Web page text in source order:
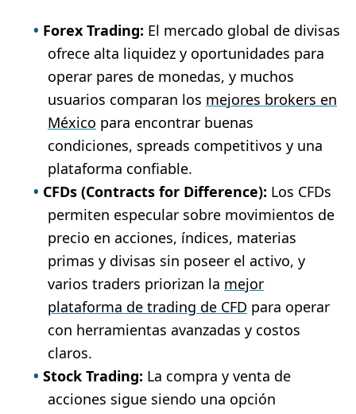
Forex Trading: El mercado global de divisas
ofrece alta liquidez y oportunidades para
operar pares de monedas, y muchos
usuarios comparan los mejores brokers en
México para encontrar buenas
condiciones, spreads competitivos y una
plataforma confiable.
CFDs (Contracts for Difference): Los CFDs
permiten especular sobre movimientos de
precio en acciones, índices, materias
primas y divisas sin poseer el activo, y
varios traders priorizan la mejor
plataforma de trading de CFD para operar
con herramientas avanzadas y costos
claros.
Stock Trading: La compra y venta de
acciones sigue siendo una opción